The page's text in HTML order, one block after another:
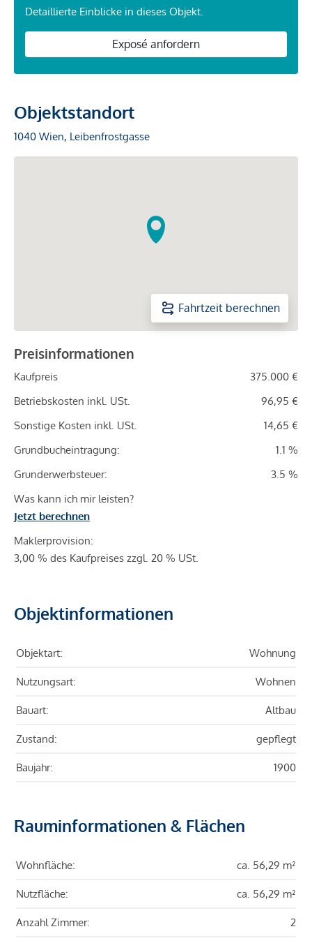
Detaillierte Einblicke in dieses Objekt.
Exposé anfordern
Objektstandort
1040 Wien, Leibenfrostgasse
Fahrtzeit berechnen
Preisinformationen
Kaufpreis
375.000 €
Betriebskosten inkl. USt.
96,95 €
Sonstige Kosten inkl. USt.
14,65 €
Grundbucheintragung:
1.1 %
Grunderwerbsteuer:
3.5 %
Was kann ich mir leisten?
Jetzt berechnen
Maklerprovision:
3,00 % des Kaufpreises zzgl. 20 % USt.
Objektinformationen
Objektart: Wohnung
Nutzungsart: Wohnen
Bauart: Altbau
Zustand: gepflegt
Baujahr: 1900
Rauminformationen & Flächen
Wohnfläche: ca. 56,29 m²
Nutzfläche: ca. 56,29 m²
Anzahl Zimmer: 2